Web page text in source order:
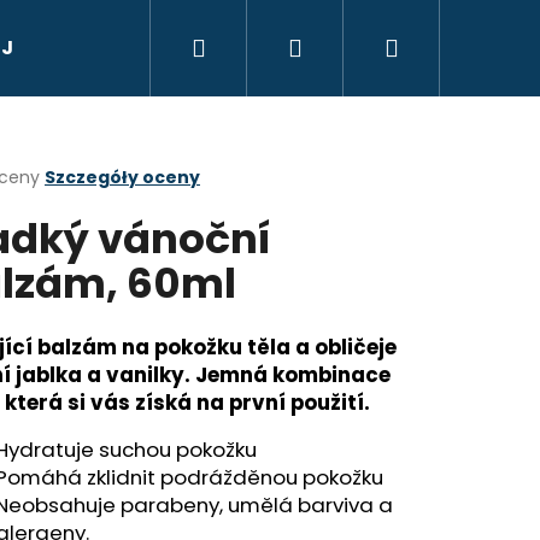
Radenska Dárkový poukaz
Zaloguj
Szczegóły oceny
vánoční
60ml
balzám na pokožku těla a obličeje
jablka a vanilky. Jemná kombinace
si vás získá na první použití.
suchou pokožku
zklidnit podrážděnou pokožku
parabeny, umělá barviva a
Następne
QUEEN - V
S CITRONEM 105 G